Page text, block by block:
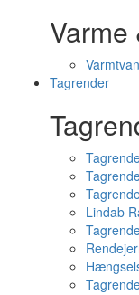
Varme
Tagrender
Lindab